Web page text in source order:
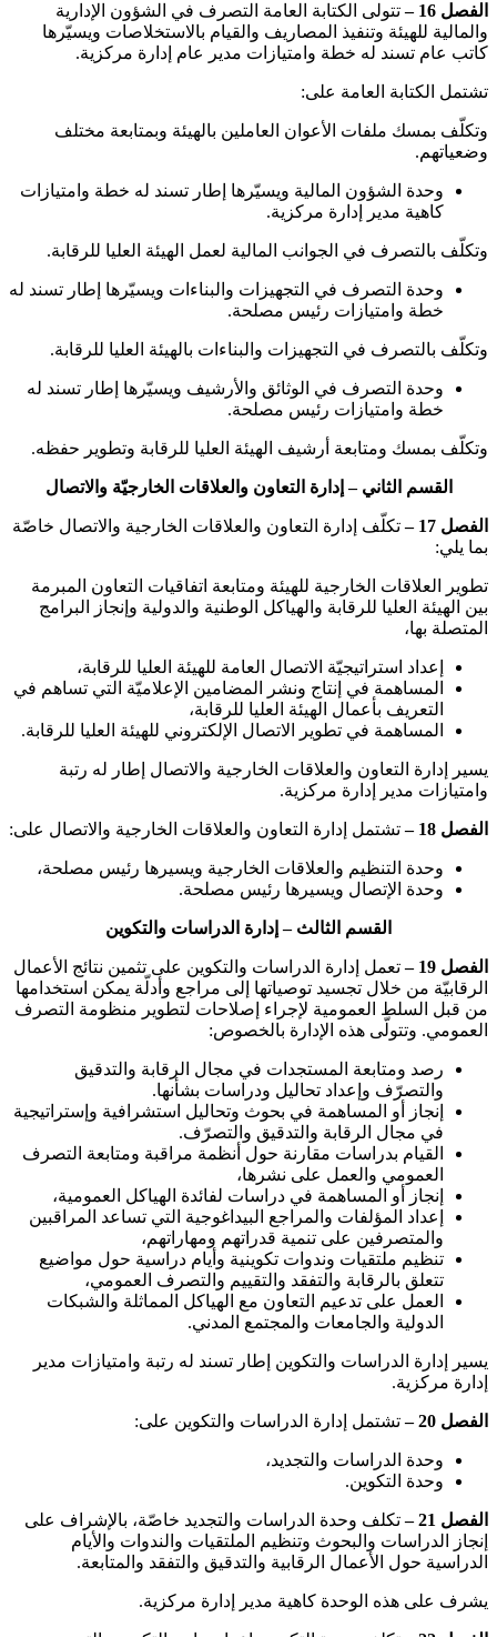
الفصل 16 –
تتولى الكتابة العامة التصرف في الشؤون الإدارية
والمالية للهيئة وتنفيذ المصاريف والقيام بالاستخلاصات ويسيّرها
كاتب عام تسند له خطة وامتيازات مدير عام إدارة مركزية.
تشتمل الكتابة العامة على:
وتكلّف بمسك ملفات الأعوان العاملين بالهيئة وبمتابعة مختلف
وضعياتهم.
وحدة الشؤون المالية ويسيّرها إطار تسند له خطة وامتيازات
كاهية مدير إدارة مركزية.
وتكلّف بالتصرف في الجوانب المالية لعمل الهيئة العليا للرقابة.
وحدة التصرف في التجهيزات والبناءات ويسيّرها إطار تسند له
خطة وامتيازات رئيس مصلحة.
وتكلّف بالتصرف في التجهيزات والبناءات بالهيئة العليا للرقابة.
وحدة التصرف في الوثائق والأرشيف ويسيّرها إطار تسند له
خطة وامتيازات رئيس مصلحة.
وتكلّف بمسك ومتابعة أرشيف الهيئة العليا للرقابة وتطوير حفظه.
القسم الثاني – إدارة التعاون والعلاقات الخارجيّة والاتصال
الفصل 17 –
تكلّف إدارة التعاون والعلاقات الخارجية والاتصال خاصّة
بما يلي:
تطوير العلاقات الخارجية للهيئة ومتابعة اتفاقيات التعاون المبرمة
بين الهيئة العليا للرقابة والهياكل الوطنية والدولية وإنجاز البرامج
المتصلة بها،
إعداد استراتيجيّة الاتصال العامة للهيئة العليا للرقابة،
المساهمة في إنتاج ونشر المضامين الإعلاميّة التي تساهم في
التعريف بأعمال الهيئة العليا للرقابة،
المساهمة في تطوير الاتصال الإلكتروني للهيئة العليا للرقابة.
يسير إدارة التعاون والعلاقات الخارجية والاتصال إطار له رتبة
وامتيازات مدير إدارة مركزية.
الفصل 18 – تشتمل إدارة التعاون والعلاقات الخارجية والاتصال على:
وحدة التنظيم والعلاقات الخارجية ويسيرها رئيس مصلحة،
وحدة الإتصال ويسيرها رئيس مصلحة.
القسم الثالث – إدارة الدراسات والتكوين
الفصل 19 –
تعمل إدارة الدراسات والتكوين على تثمين نتائج الأعمال
الرقابيّة من خلال تجسيد توصياتها إلى مراجع وأدلّة يمكن استخدامها
من قبل السلط العمومية لإجراء إصلاحات لتطوير منظومة التصرف
العمومي. وتتولّى هذه الإدارة بالخصوص:
رصد ومتابعة المستجدات في مجال الرقابة والتدقيق
والتصرّف وإعداد تحاليل ودراسات بشأنها.
إنجاز أو المساهمة في بحوث وتحاليل استشرافية وإستراتيجية
في مجال الرقابة والتدقيق والتصرّف.
القيام بدراسات مقارنة حول أنظمة مراقبة ومتابعة التصرف
العمومي والعمل على نشرها،
إنجاز أو المساهمة في دراسات لفائدة الهياكل العمومية،
إعداد المؤلفات والمراجع البيداغوجية التي تساعد المراقبين
والمتصرفين على تنمية قدراتهم ومهاراتهم،
تنظيم ملتقيات وندوات تكوينية وأيام دراسية حول مواضيع
تتعلق بالرقابة والتفقد والتقييم والتصرف العمومي،
العمل على تدعيم التعاون مع الهياكل المماثلة والشبكات
الدولية والجامعات والمجتمع المدني.
يسير إدارة الدراسات والتكوين إطار تسند له رتبة وامتيازات مدير
إدارة مركزية.
الفصل 20 – تشتمل إدارة الدراسات والتكوين على:
وحدة الدراسات والتجديد،
وحدة التكوين.
الفصل 21 –
تكلف وحدة الدراسات والتجديد خاصّة، بالإشراف على
إنجاز الدراسات والبحوث وتنظيم الملتقيات والندوات والأيام
الدراسية حول الأعمال الرقابية والتدقيق والتفقد والمتابعة.
يشرف على هذه الوحدة كاهية مدير إدارة مركزية.